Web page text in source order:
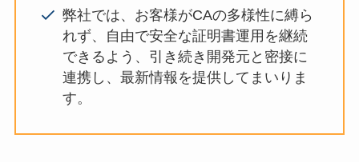
弊社では、お客様がCAの多様性に縛ら
れず、自由で安全な証明書運用を継続
できるよう、引き続き開発元と密接に
連携し、最新情報を提供してまいりま
す。